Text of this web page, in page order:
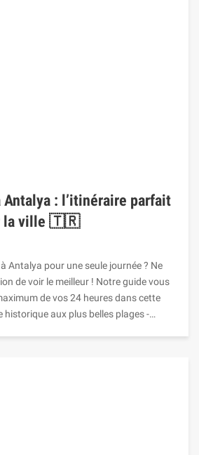
Antalya : l’itinéraire parfait
la ville 🇹🇷
Antalya pour une seule journée ? Ne
de voir le meilleur ! Notre guide vous
de vos 24 heures dans cette
historique aux plus belles plages -…